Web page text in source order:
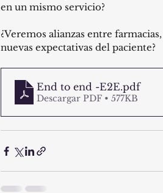
en un mismo servicio?
¿Veremos alianzas entre
nuevas expectativas del paciente?
End to end -E2E.pdf
Descargar PDF • 577KB